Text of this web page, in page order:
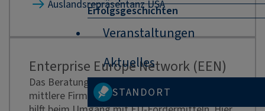
Erfolgsgeschichten
Veranstaltungen
Aktuelles
STANDORT
Auslandsrepräsentanz USA
Enterprise Europe Network (EEN)
Das Beratungsnetzwerk unterstützt kleine und
mittlere Firmen bei der Markterschließung und